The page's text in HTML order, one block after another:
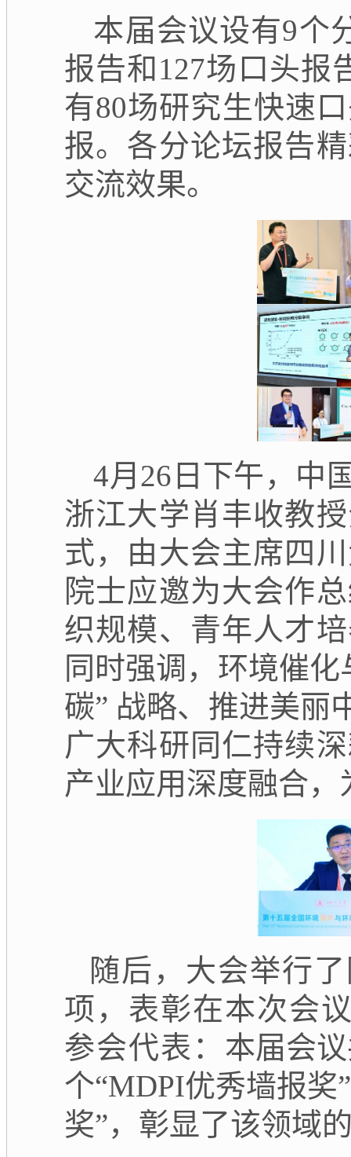
本届会议设有9个
报告和127场口头报
有80场研究生快速
报。各分论坛报告
交流效果。
4月26日下午，中
浙江大学肖丰收教
式，由大会主席四
院士应邀为大会作
织规模、青年人才
同时强调，环境催
碳” 战略、推进美丽
广大科研同仁持续
产业应用深度融合
随后，大会举行
项，表彰在本次会
参会代表： 本届会
个“MDPI优秀墙报奖
奖”，彰显了该领域